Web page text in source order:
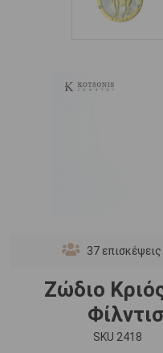
37
Ζώδιο
SKU 2418